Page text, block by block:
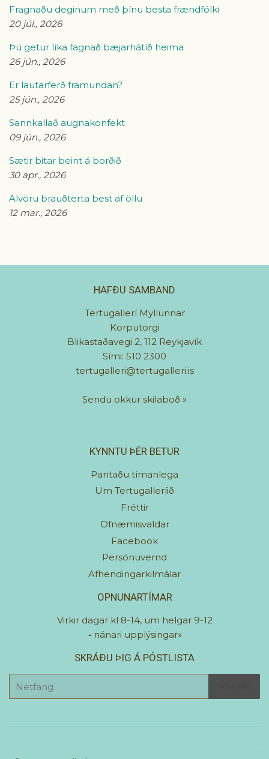
Fragnaðu deginum með þínu besta frændfólki
20 júl., 2026
Þú getur líka fagnað bæjarhátíð heima
26 jún., 2026
Er lautarferð framundan?
25 jún., 2026
Sannkallað augnakonfekt
09 jún., 2026
Sætir bitar beint á borðið
30 apr., 2026
Alvöru brauðterta best af öllu
12 mar., 2026
HAFÐU SAMBAND
Tertugallerí Myllunnar
Korputorgi
Blikastaðavegi 2, 112 Reykjavík
Sími: 510 2300
tertugalleri@tertugalleri.is
Sendu okkur skilaboð »
KYNNTU ÞÉR BETUR
Pantaðu tímanlega
Um Tertugalleríið
Fréttir
Ofnæmisvaldar
Facebook
Persónuvernd
Afhendingarkilmálar
OPNUNARTÍMAR
Virkir dagar kl 8-14, um helgar 9-12
- nánari upplýsingar»
SKRÁÐU ÞIG Á PÓSTLISTA
mail